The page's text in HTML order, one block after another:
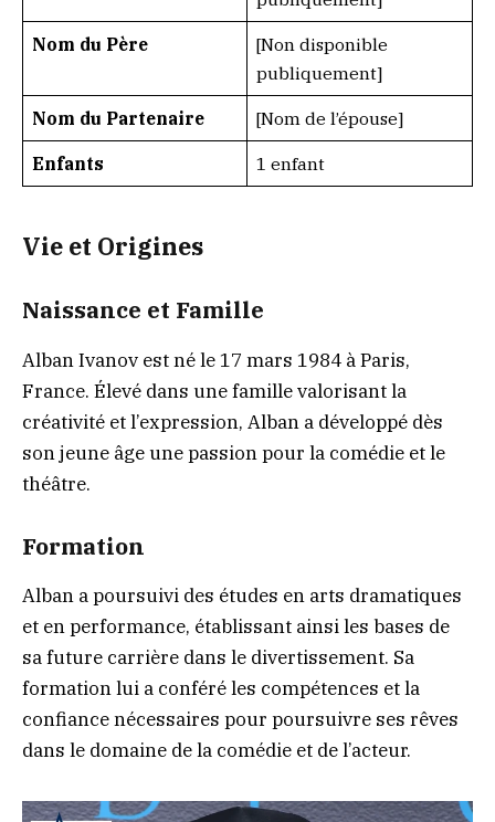
Nom du Père
[Non disponible
publiquement]
Nom du Partenaire [Nom de l’épouse]
Enfants 1 enfant
Vie et Origines
Naissance et Famille
Alban Ivanov est né le 17 mars 1984 à Paris,
France. Élevé dans une famille valorisant la
créativité et l’expression, Alban a développé dès
son jeune âge une passion pour la comédie et le
théâtre.
Formation
Alban a poursuivi des études en arts dramatiques
et en performance, établissant ainsi les bases de
sa future carrière dans le divertissement. Sa
formation lui a conféré les compétences et la
confiance nécessaires pour poursuivre ses rêves
dans le domaine de la comédie et de l’acteur.